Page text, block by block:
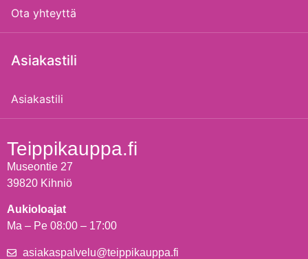
Ota yhteyttä
Asiakastili
Asiakastili
Teippikauppa.fi
Museontie 27
39820 Kihniö
Aukioloajat
Ma – Pe 08:00 – 17:00
asiakaspalvelu@teippikauppa.fi